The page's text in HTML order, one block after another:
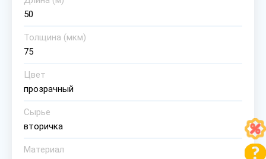
50
Толщина (мкм)
75
Цвет
прозрачный
Сырье
вторичка
Материал